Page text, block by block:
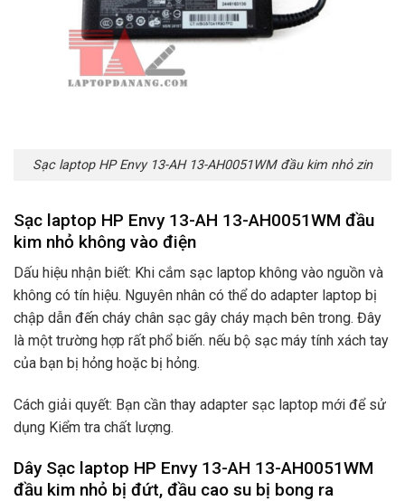
Sạc laptop HP Envy 13-AH 13-AH0051WM đầu kim nhỏ zin
Sạc laptop HP Envy 13-AH 13-AH0051WM đầu
kim nhỏ không vào điện
Dấu hiệu nhận biết: Khi cắm sạc laptop không vào nguồn và
không có tín hiệu. Nguyên nhân có thể do adapter laptop bị
chập dẫn đến cháy chân sạc gây cháy mạch bên trong. Đây
là một trường hợp rất phổ biến. nếu bộ sạc máy tính xách tay
của bạn bị hỏng hoặc bị hỏng.
Cách giải quyết: Bạn cần thay adapter sạc laptop mới để sử
dụng Kiểm tra chất lượng.
Dây Sạc laptop HP Envy 13-AH 13-AH0051WM
đầu kim nhỏ bị đứt, đầu cao su bị bong ra